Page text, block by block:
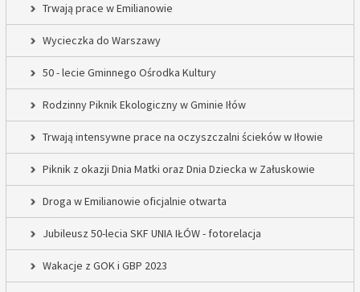
Trwają prace w Emilianowie
Wycieczka do Warszawy
50 - lecie Gminnego Ośrodka Kultury
Rodzinny Piknik Ekologiczny w Gminie Iłów
Trwają intensywne prace na oczyszczalni ścieków w Iłowie
Piknik z okazji Dnia Matki oraz Dnia Dziecka w Załuskowie
Droga w Emilianowie oficjalnie otwarta
Jubileusz 50-lecia SKF UNIA IŁÓW - fotorelacja
Wakacje z GOK i GBP 2023